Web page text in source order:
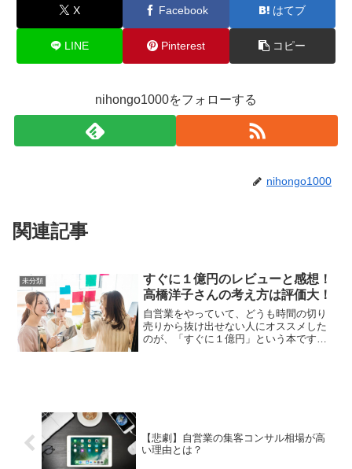
X Facebook はてブ
LINE Pinterest コピー
nihongo1000をフォローする
nihongo1000
関連記事
未分類
すぐに１億円のレビューと感想！
高橋洋子さんの考え方は評価大！
自営業をやっていて、どうも時間の切り
売りから抜け出せない人にオススメした
のが、「すぐに１億円」という本です。
【悲劇】自営業の集客コンサル相場が高
い理由とは？